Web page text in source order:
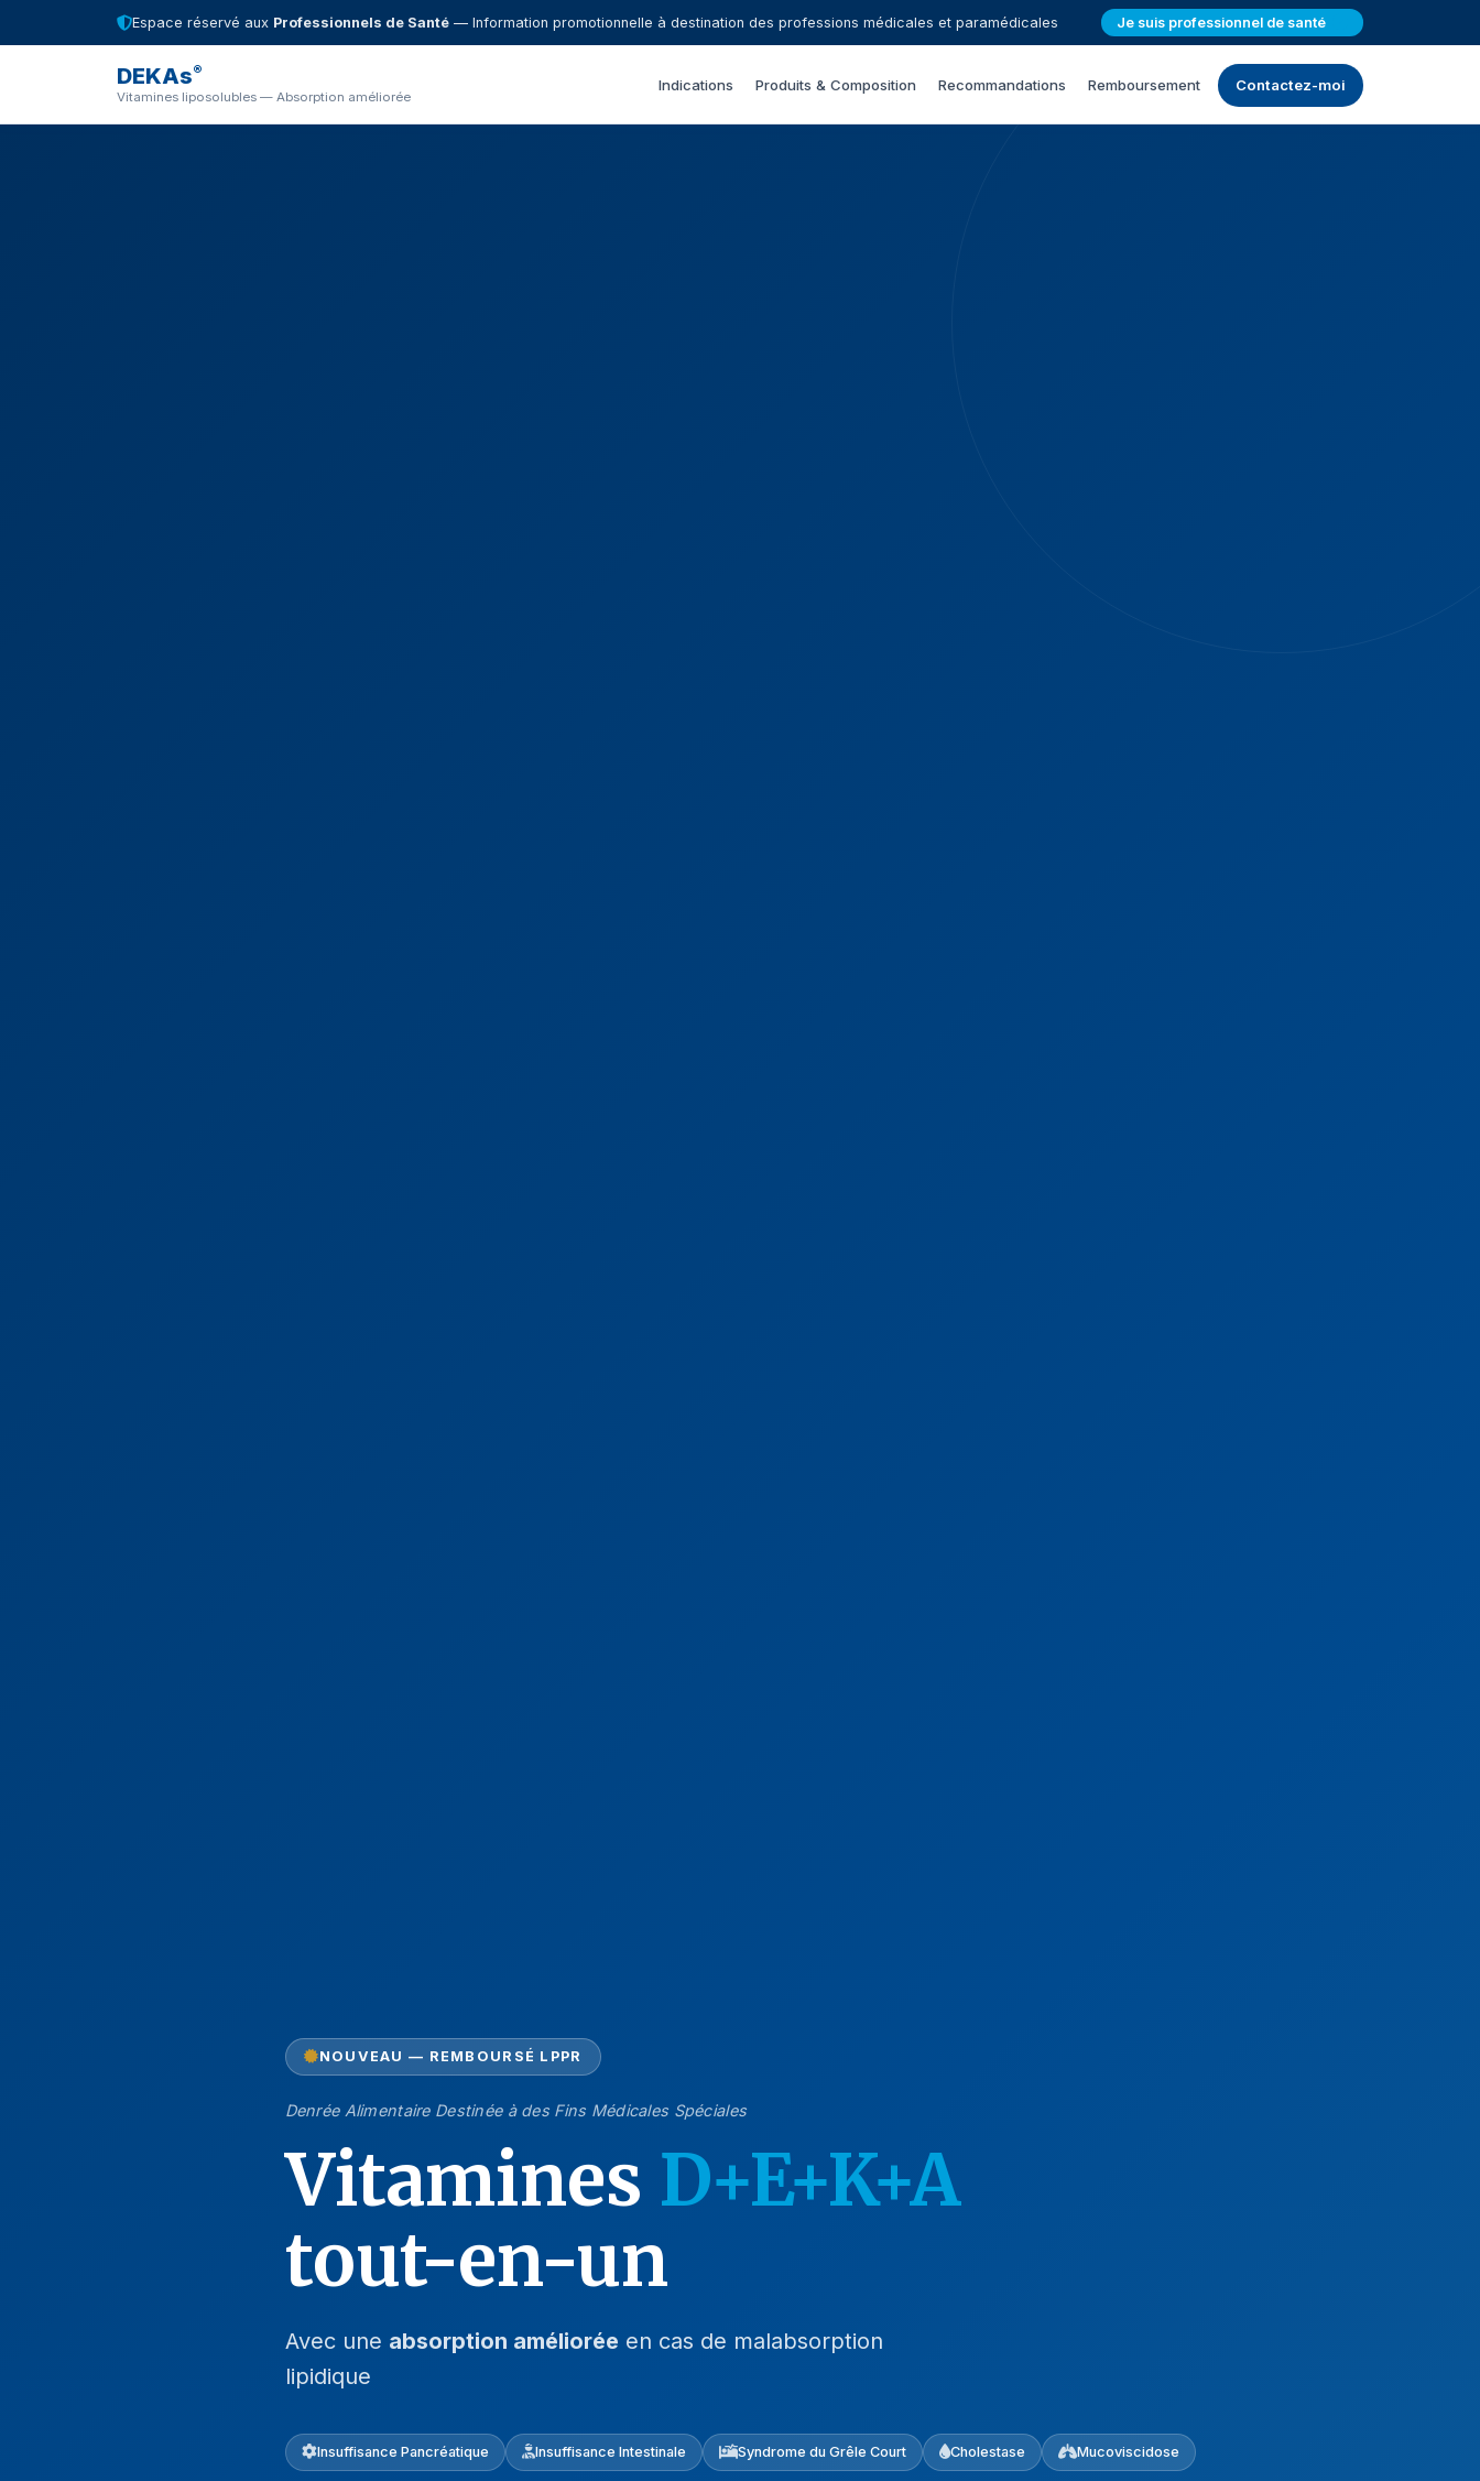
Espace réservé aux Professionnels de Santé — Information promotionnelle à destination des professions médicales et paramédicales Je suis professionnel de santé
DEKAs®
Vitamines liposolubles — Absorption améliorée
Indications Produits & Composition Recommandations Remboursement Contactez-moi
NOUVEAU — REMBOURSÉ LPPR
Denrée Alimentaire Destinée à des Fins Médicales Spéciales
Vitamines D+E+K+A
tout-en-un
Avec une absorption améliorée en cas de malabsorption
lipidique
Insuffisance Pancréatique Insuffisance Intestinale Syndrome du Grêle Court Cholestase Mucoviscidose